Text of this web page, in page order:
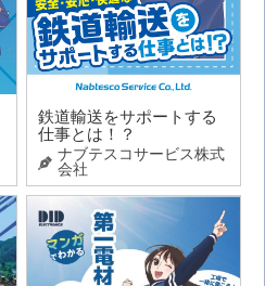
鉄道輸送をサポートする
仕事とは！？
ナブテスコサービス株式
会社